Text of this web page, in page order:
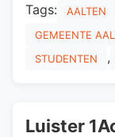
Tags: AALTEN
GEMEENTE
STUDENTEN ,
Luister